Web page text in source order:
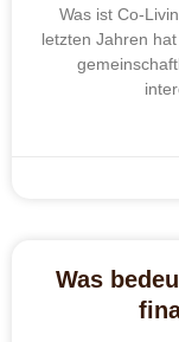
Was ist Co-
letzten Jahren
Was